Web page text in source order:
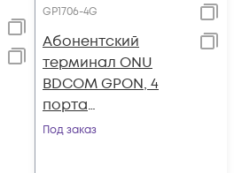
GP1706-4G
Абонентский
терминал ONU
BDCOM GPON, 4
порта
10/100/1000Base-T,
Под заказ